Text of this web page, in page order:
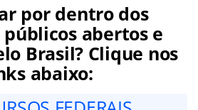
por dentro dos
públicos abertos e
Brasil? Clique nos
abaixo: